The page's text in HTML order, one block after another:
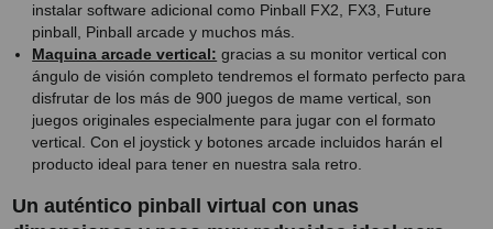
instalar software adicional como Pinball FX2, FX3, Future
pinball, Pinball arcade y muchos más.
Maquina arcade vertical: gracias a su monitor vertical con
ángulo de visión completo tendremos el formato perfecto para
disfrutar de los más de 900 juegos de mame vertical, son
juegos originales especialmente para jugar con el formato
vertical. Con el joystick y botones arcade incluidos harán el
producto ideal para tener en nuestra sala retro.
Un auténtico pinball virtual con unas